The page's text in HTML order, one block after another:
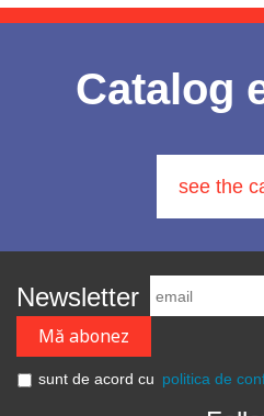
Catalog
see the
Newsletter
sunt de acord cu politica de